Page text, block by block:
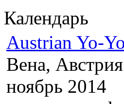
Календарь
Austrian Yo-
Вена, Австрия
ноябрь 2014